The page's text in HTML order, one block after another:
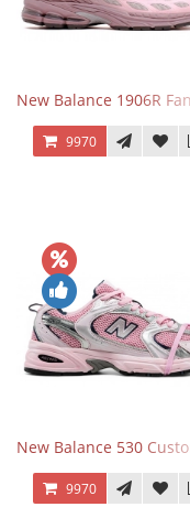
New Balance 1906R
9970
New Balance 530
9970